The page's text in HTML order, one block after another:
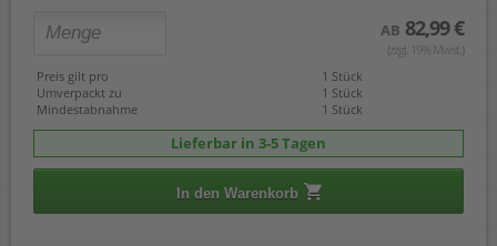
AB 82,99 €
(zzgl. 19% Mwst.)
Preis gilt pro
1 Stück
Umverpackt zu
1 Stück
Mindestabnahme
1 Stück
Lieferbar in 3-5 Tagen
In den Warenkorb